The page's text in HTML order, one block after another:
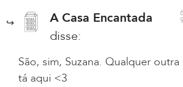
A Casa Encantada
disse:
São, sim, Suzana. Qualquer
tá aqui <3